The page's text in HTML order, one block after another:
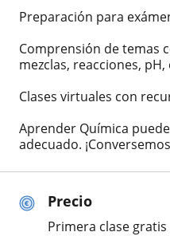
Precio
Primera clase gratis
Preparación para
Comprensión de temas
mezclas, reacciones,
Clases virtuales con
Aprender Química
adecuado.